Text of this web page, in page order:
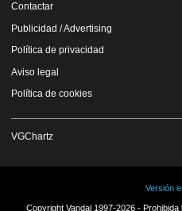
Contactar
Publicidad / Advertising
Política de privacidad
Aviso legal
Política de cookies
VGChartz
Versión
Copyright Vandal 1997-2026 -